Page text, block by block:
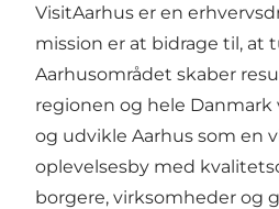
VisitAarhus er en
mission er at bidrage til, at
Aarhusområdet skaber
regionen og hele Danmark
og udvikle Aarhus som en
oplevelsesby med
borgere, virksomheder og